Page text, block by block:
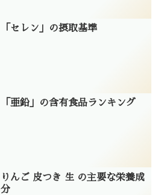
「セレン」の摂取基準
「亜鉛」の含有食品ランキング
りんご 皮つき 生 の主要な栄養成
分